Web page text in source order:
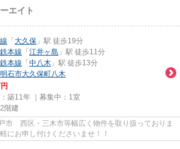
エイト
「 大久保 」駅 徒歩19分
本線 「 江井ヶ島 」駅 徒歩11分
本線 「 中八木 」駅 徒歩13分
明石市大久保町八木
築11年 ｜募集中： 1室
階建
市 西区・三木市等幅広く物件を取り扱っておりま
にお申し付けくださいませ！！